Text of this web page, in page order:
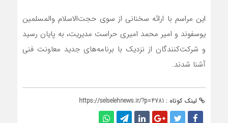
این مراسم با ارائه سخنانی از سوی حجت‌الاسلام والمسلمین
یوسفوند و امیر محمد امیری حراست مدیریت، به پایان رسید
و شرکت‌کنندگان از نزدیک با برنامه‌های جدید معاونت فنی
آشنا شدند.
لینک کوتاه : https://selselehnews.ir/?p=4781